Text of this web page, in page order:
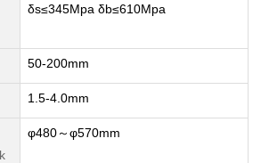
δs≤345Mpa δb≤610Mpa
50-200mm
1.5-4.0mm
φ480～φ570mm